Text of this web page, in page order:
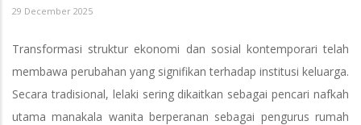
29 December 2025
Transformasi struktur ekonomi dan sosial kontemporari telah
membawa perubahan yang signifikan terhadap institusi keluarga.
Secara tradisional, lelaki sering dikaitkan sebagai pencari nafkah
utama manakala wanita berperanan sebagai pengurus rumah